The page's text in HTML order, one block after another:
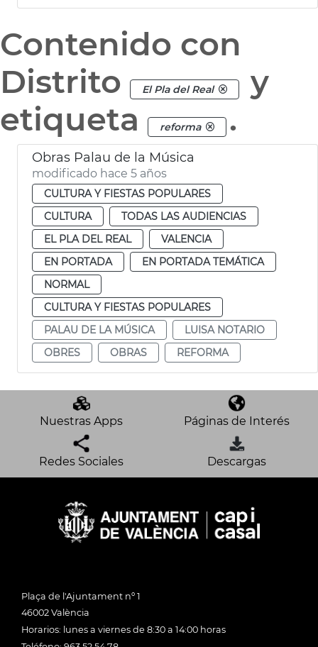
Contenido con
Distrito
El Pla del Real
y
etiqueta
reforma .
Obras Palau de la Música
modificado hace 5 años
CULTURA Y FIESTAS POPULARES
CULTURA
TODAS LAS AUDIENCIAS
EL PLA DEL REAL
VALENCIA
EN PORTADA
EN PORTADA TEMÁTICA
NORMAL
CULTURA Y FIESTAS POPULARES
PALAU DE LA MÚSICA
LUISA NOTARIO
OBRES
OBRAS REFORMA
Nuestras Apps Páginas de Interés
Redes Sociales Descargas
Plaça de l'Ajuntament nº 1
46002 València
Horarios: lunes a viernes de 8:30 a 14:00 horas